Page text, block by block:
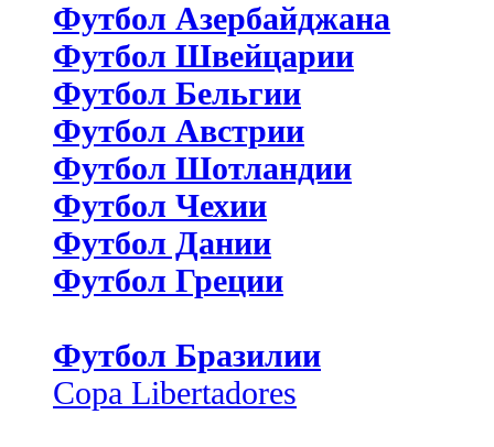
Футбол Азербайджана
Футбол Швейцарии
Футбол Бельгии
Футбол Австрии
Футбол Шотландии
Футбол Чехии
Футбол Дании
Футбол Греции
Футбол Бразилии
Copa Libertadores